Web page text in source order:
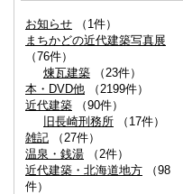
お知らせ （1件）
まちかどの近代建築写真展
（76件）
煉瓦建築 （23件）
本・DVD他 （2199件）
近代建築 （90件）
旧長崎刑務所 （17件）
雑記 （27件）
温泉・銭湯 （2件）
近代建築・北海道地方 （98
件）